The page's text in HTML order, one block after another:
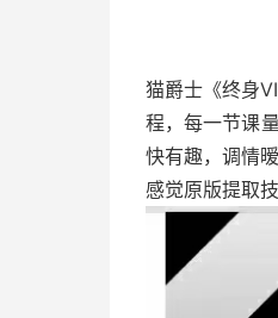
猫爵士《终身
程，每一节课
快有趣，调情
感觉原版提取